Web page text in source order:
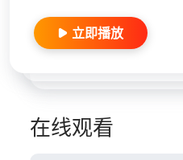
立即播放
在线观看